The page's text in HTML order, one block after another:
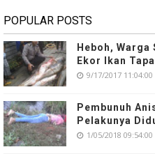
POPULAR POSTS
Heboh, Warga
Ekor Ikan
9/17/2017 11:04:00
Pembunuh
Pelakunya
1/05/2018 09:54:00